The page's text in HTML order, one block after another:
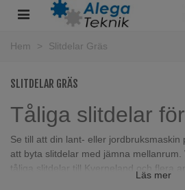
Hem > Slitdelar Gräs
SLITDELAR GRÄS
Tåliga slitdelar
Se till att din lant- eller
att byta slitdelar med jämna
tåliga slitdelar till Kverneland och flera
Läs mer